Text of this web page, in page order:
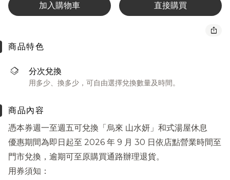
加入購物車 直接購買
ios_share
商品特色
layers 分次兌換
用多少、換多少，可自由選擇兌換數量及時間。
商品內容
憑本券週一至週五可兌換「烏來 山水妍」和式湯屋休息
優惠期間為即日起至 2026 年 9 月 30 日依店點營業時間至
門市兌換，逾期可至原購買通路辦理退貨。
用券須知：